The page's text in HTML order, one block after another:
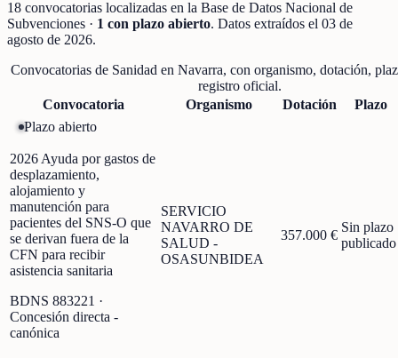
18 convocatorias localizadas en la Base de Datos Nacional de
Subvenciones · 1 con plazo abierto. Datos extraídos el 03 de
agosto de 2026.
Convocatorias de Sanidad en Navarra, con organismo, dotación,
registro oficial.
Convocatoria
Organismo Dotación
Plazo
Plazo abierto
2026 Ayuda por gastos de
desplazamiento,
alojamiento y
manutención para
pacientes del SNS-O que
se derivan fuera de la
CFN para recibir
asistencia sanitaria
BDNS 883221 ·
Concesión directa -
canónica
SERVICIO
NAVARRO DE
SALUD -
OSASUNBIDEA
357.000 €
Sin plazo
publicado